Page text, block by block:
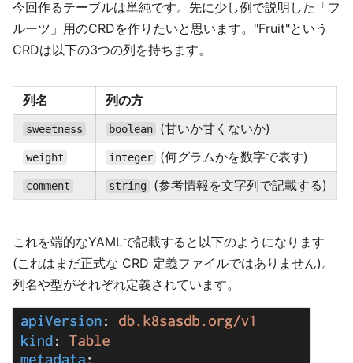
今回作るテーブルは単純です。先に少し例で説明した「フ
ルーツ」用のCRDを作りたいと思います。"Fruit"という
CRDは以下の3つの列を持ちます。
列名 列の方
sweetness boolean (甘いか甘くないか)
weight integer (何グラムかを数字で表す)
comment string (参考情報を文字列で記載する)
これを端的なYAMLで記載すると以下のようになります
(これはまだ正式な CRD 定義ファイルではありません)。
列名や型がそれぞれ定義されています。